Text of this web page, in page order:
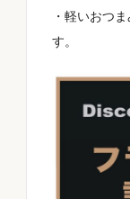
・軽いおつ
す。